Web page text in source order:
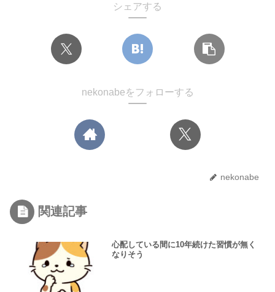
シェアする
nekonabeをフォローする
nekonabe
関連記事
心配している間に10年続けた習慣が無く
なりそう